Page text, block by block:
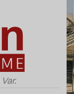
Var.